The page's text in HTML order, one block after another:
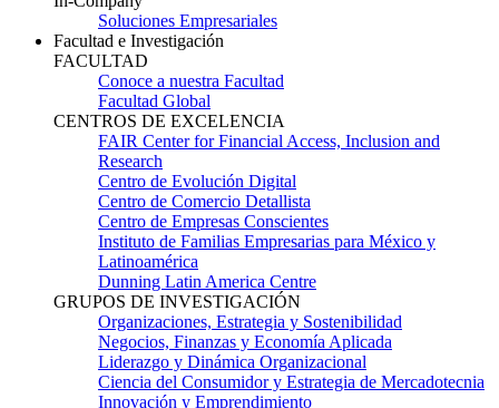
Soluciones Empresariales
Facultad e Investigación
FACULTAD
Conoce a nuestra Facultad
Facultad Global
CENTROS DE EXCELENCIA
FAIR Center for Financial Access, Inclusion and
Research
Centro de Evolución Digital
Centro de Comercio Detallista
Centro de Empresas Conscientes
Instituto de Familias Empresarias para México y
Latinoamérica
Dunning Latin America Centre
GRUPOS DE INVESTIGACIÓN
Organizaciones, Estrategia y Sostenibilidad
Negocios, Finanzas y Economía Aplicada
Liderazgo y Dinámica Organizacional
Ciencia del Consumidor y Estrategia de Mercadotecnia
Innovación y Emprendimiento